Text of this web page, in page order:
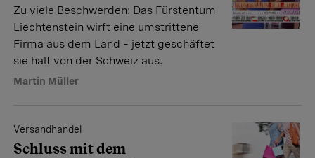
Zu viele Beschwerden: Das Fürstentum
Liechtenstein wirft eine umstrittene
Firma aus dem Land – jetzt geschäftet
sie halt von der Schweiz aus.
Martin Müller
Versandhandel
Schluss mit dem